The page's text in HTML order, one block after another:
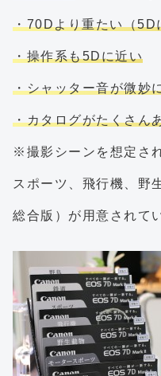
・70Dより重たい（5D
・操作系も5Dに近い
・シャッター音が微妙
・カタログがたくさん
※撮影シーンを想定さ
スポーツ、飛行機、野
総合版）が用意されて